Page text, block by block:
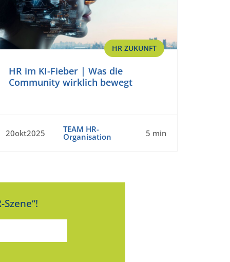
HR ZUKUNFT
HR im KI-Fieber | Was die
Community wirklich bewegt
20okt2025 TEAM HR-
Organisation 5 min